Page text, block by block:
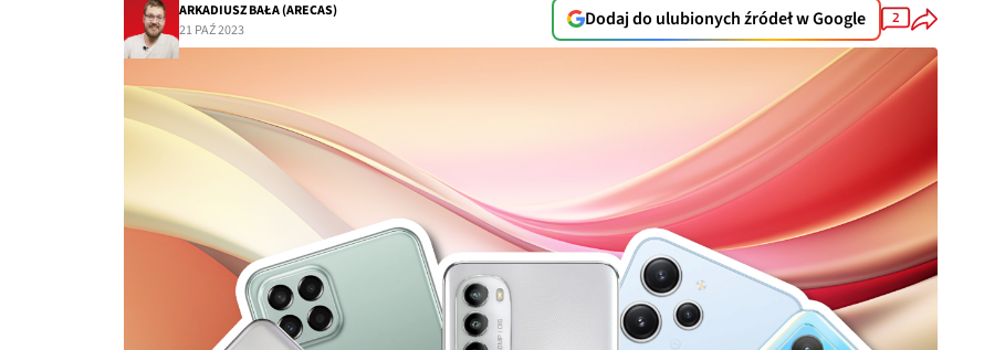
ARKADIUSZ BAŁA (ARECAS)
21 PAŹ 2023
Dodaj do ulubionych źródeł w Google 2